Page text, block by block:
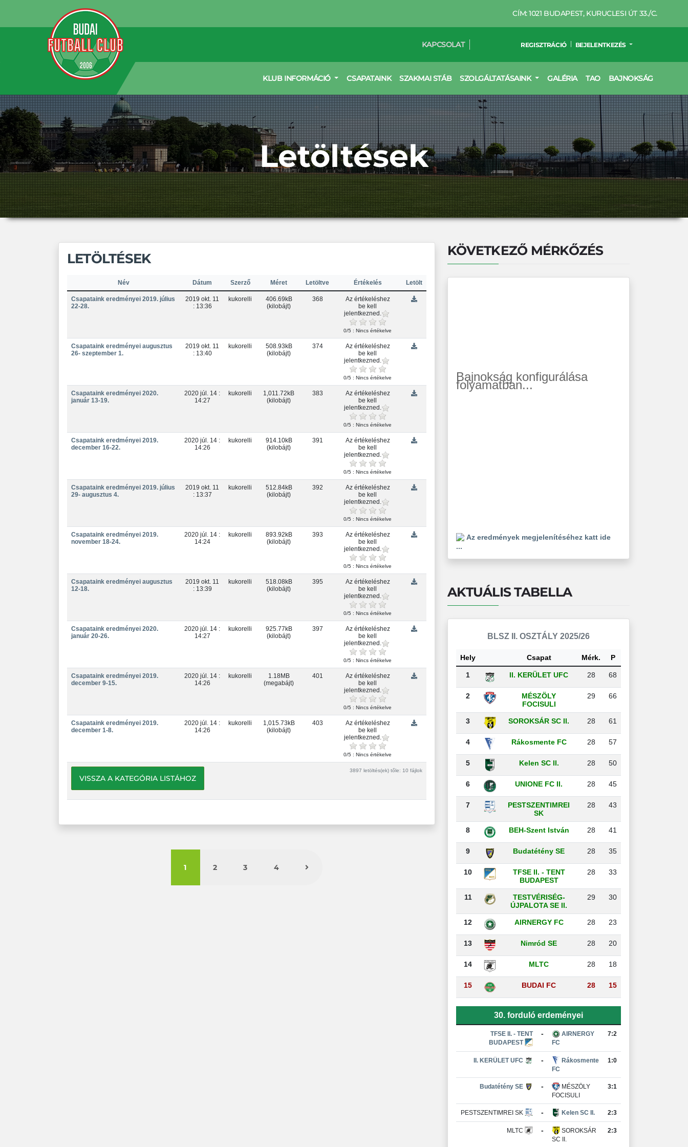
CÍM: 1021 BUDAPEST, KURUCLESI ÚT 33./C.
KAPCSOLAT REGISZTRÁCIÓ BEJELENTKEZÉS
KLUB INFORMÁCIÓ CSAPATAINK SZAKMAI STÁB SZOLGÁLTATÁSAINK GALÉRIA TAO BAJNOKSÁG
Letöltések
LETÖLTÉSEK
Név Dátum Szerző Méret Letöltve Értékelés Letölt
Csapataink eredményei 2019. július
22-28.
2019 okt. 11
: 13:36
kukorelli
406.69kB
(kilobájt)
368
Az értékeléshez
be kell
jelentkezned.
0/5 : Nincs értékelve
Csapataink eredményei augusztus
26- szeptember 1.
2019 okt. 11
: 13:40
kukorelli
508.93kB
(kilobájt)
374
Az értékeléshez
be kell
jelentkezned.
0/5 : Nincs értékelve
Csapataink eredményei 2020.
január 13-19.
2020 júl. 14 :
14:27
kukorelli
1,011.72kB
(kilobájt)
383
Az értékeléshez
be kell
jelentkezned.
0/5 : Nincs értékelve
Csapataink eredményei 2019.
december 16-22.
2020 júl. 14 :
14:26
kukorelli
914.10kB
(kilobájt)
391
Az értékeléshez
be kell
jelentkezned.
0/5 : Nincs értékelve
Csapataink eredményei 2019. július
29- augusztus 4.
2019 okt. 11
: 13:37
kukorelli
512.84kB
(kilobájt)
392
Az értékeléshez
be kell
jelentkezned.
0/5 : Nincs értékelve
Csapataink eredményei 2019.
november 18-24.
2020 júl. 14 :
14:24
kukorelli
893.92kB
(kilobájt)
393
Az értékeléshez
be kell
jelentkezned.
0/5 : Nincs értékelve
Csapataink eredményei augusztus
12-18.
2019 okt. 11
: 13:39
kukorelli
518.08kB
(kilobájt)
395
Az értékeléshez
be kell
jelentkezned.
0/5 : Nincs értékelve
Csapataink eredményei 2020.
január 20-26.
2020 júl. 14 :
14:27
kukorelli
925.77kB
(kilobájt)
397
Az értékeléshez
be kell
jelentkezned.
0/5 : Nincs értékelve
Csapataink eredményei 2019.
december 9-15.
2020 júl. 14 :
14:26
kukorelli
1.18MB
(megabájt)
401
Az értékeléshez
be kell
jelentkezned.
0/5 : Nincs értékelve
Csapataink eredményei 2019.
december 1-8.
2020 júl. 14 :
14:26
kukorelli
1,015.73kB
(kilobájt)
403
Az értékeléshez
be kell
jelentkezned.
0/5 : Nincs értékelve
VISSZA A KATEGÓRIA LISTÁHOZ
3897 letöltés(ek) tőle: 10 fájlok
1 2 3 4
KÖVETKEZŐ MÉRKŐZÉS
Bajnokság konfigurálása
folyamatban...
Az eredmények megjelenítéséhez katt ide
...
AKTUÁLIS TABELLA
BLSZ II. OSZTÁLY 2025/26
Hely Csapat Mérk. P
1 II. KERÜLET UFC 28 68
2
MÉSZÖLY
FOCISULI
29 66
3 SOROKSÁR SC II. 28 61
4 Rákosmente FC 28 57
5 Kelen SC II. 28 50
6 UNIONE FC II. 28 45
7
PESTSZENTIMREI
SK
28 43
8 BEH-Szent István 28 41
9 Budatétény SE 28 35
10
TFSE II. - TENT
BUDAPEST
28 33
11
TESTVÉRISÉG-
ÚJPALOTA SE II.
29 30
12 AIRNERGY FC 28 23
13 Nimród SE 28 20
14 MLTC 28 18
15 BUDAI FC 28 15
30. forduló erdeményei
TFSE II. - TENT
BUDAPEST
-
AIRNERGY
FC
7:2
II. KERÜLET UFC -
Rákosmente
FC
1:0
Budatétény SE -
MÉSZÖLY
FOCISULI
3:1
PESTSZENTIMREI SK - Kelen SC II. 2:3
MLTC -
SOROKSÁR
SC II.
2:3